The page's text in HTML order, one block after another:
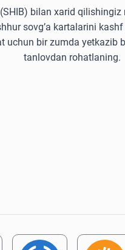
bilan xarid qilishingiz
sovg’a kartalarini
uchun bir zumda yetkazib
tanlovdan rohatlaning.